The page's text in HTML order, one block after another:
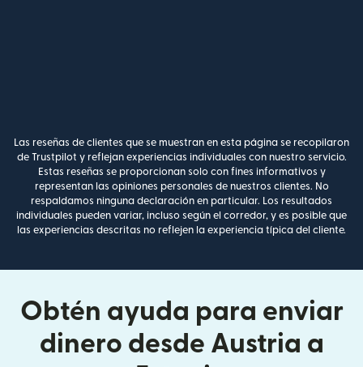
Las reseñas de clientes que se muestran en esta página se recopilaron
de Trustpilot y reflejan experiencias individuales con nuestro servicio.
Estas reseñas se proporcionan solo con fines informativos y
representan las opiniones personales de nuestros clientes. No
respaldamos ninguna declaración en particular. Los resultados
individuales pueden variar, incluso según el corredor, y es posible que
las experiencias descritas no reflejen la experiencia típica del cliente.
Obtén ayuda para enviar
dinero desde Austria a